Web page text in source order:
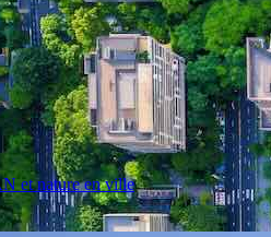
et nature en ville